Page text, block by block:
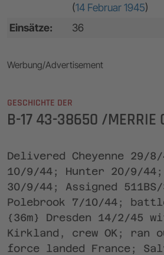
(14 Februar 1945)
Einsätze:
36
Werbung/Advertisement
GESCHICHTE DER
B-17 43-38650 /MERRIE
Delivered Cheyenne 29/
10/9/44; Hunter 20/9/
30/9/44; Assigned 511BS/
Polebrook 7/10/44; battle
{36m} Dresden 14/2/45
Kirkland, crew OK; ran
force landed France;